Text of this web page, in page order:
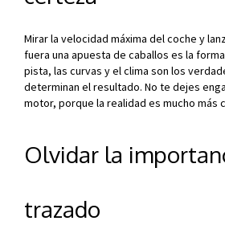
Mirar la velocidad máxima del coche y
fuera una apuesta de caballos es la
pista, las curvas y el clima son los
determinan el resultado. No te dejes
motor, porque la realidad es mucho más
Olvidar la
trazado